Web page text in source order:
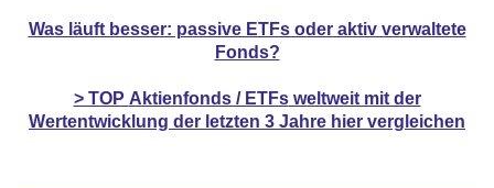
Was läuft besser: passive ETFs oder aktiv verwaltete
Fonds?
> TOP Aktienfonds / ETFsweltweit mit der
Wertentwicklung der letzten 3 Jahre hier vergleichen